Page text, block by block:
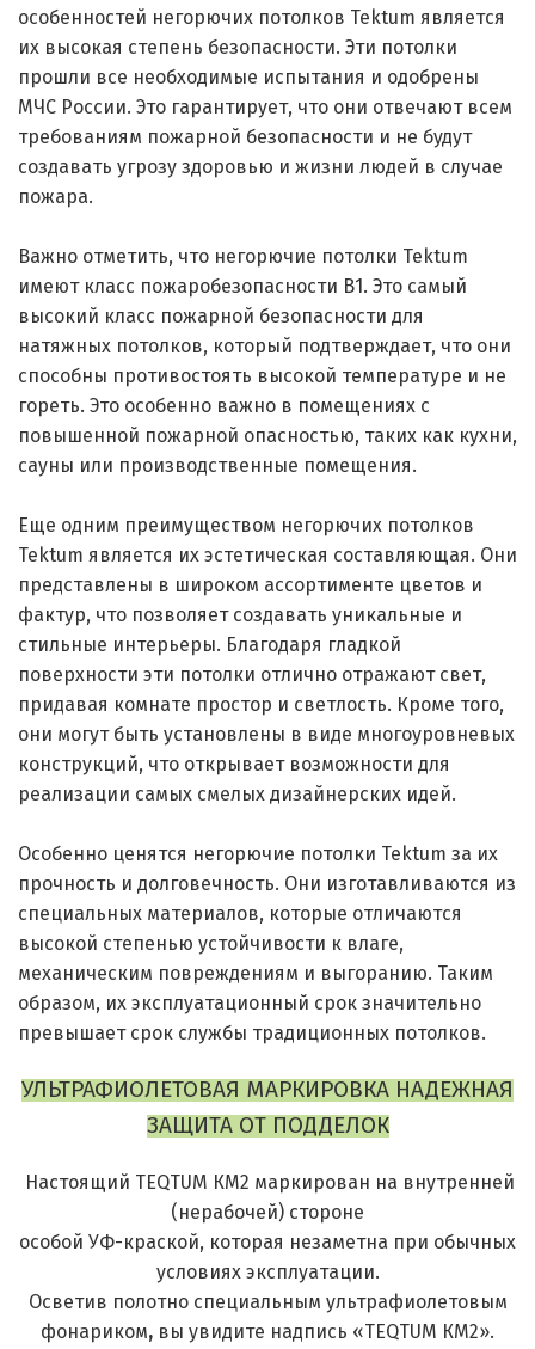
особенностей негорючих потолков Tektum является
их высокая степень безопасности. Эти потолки
прошли все необходимые испытания и одобрены
МЧС России. Это гарантирует, что они отвечают всем
требованиям пожарной безопасности и не будут
создавать угрозу здоровью и жизни людей в случае
пожара.
Важно отметить, что негорючие потолки Tektum
имеют класс пожаробезопасности B1. Это самый
высокий класс пожарной безопасности для
натяжных потолков, который подтверждает, что они
способны противостоять высокой температуре и не
гореть. Это особенно важно в помещениях с
повышенной пожарной опасностью, таких как кухни,
сауны или производственные помещения.
Еще одним преимуществом негорючих потолков
Tektum является их эстетическая составляющая. Они
представлены в широком ассортименте цветов и
фактур, что позволяет создавать уникальные и
стильные интерьеры. Благодаря гладкой
поверхности эти потолки отлично отражают свет,
придавая комнате простор и светлость. Кроме того,
они могут быть установлены в виде многоуровневых
конструкций, что открывает возможности для
реализации самых смелых дизайнерских идей.
Особенно ценятся негорючие потолки Tektum за их
прочность и долговечность. Они изготавливаются из
специальных материалов, которые отличаются
высокой степенью устойчивости к влаге,
механическим повреждениям и выгоранию. Таким
образом, их эксплуатационный срок значительно
превышает срок службы традиционных потолков.
УЛЬТРАФИОЛЕТОВАЯ МАРКИРОВКА НАДЕЖНАЯ
ЗАЩИТА ОТ ПОДДЕЛОК
Настоящий TEQTUM КМ2 маркирован на внутренней
(нерабочей) стороне
особой УФ-краской, которая незаметна при обычных
условиях эксплуатации.
Осветив полотно специальным ультрафиолетовым
фонариком, вы увидите надпись «TEQTUM КМ2».